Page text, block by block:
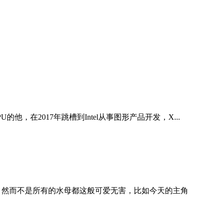
的他，在2017年跳槽到Intel从事图形产品开发，X...
而不是所有的水母都这般可爱无害，比如今天的主角